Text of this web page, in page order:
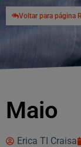
Voltar para página
Maio
Erica TI Craisa